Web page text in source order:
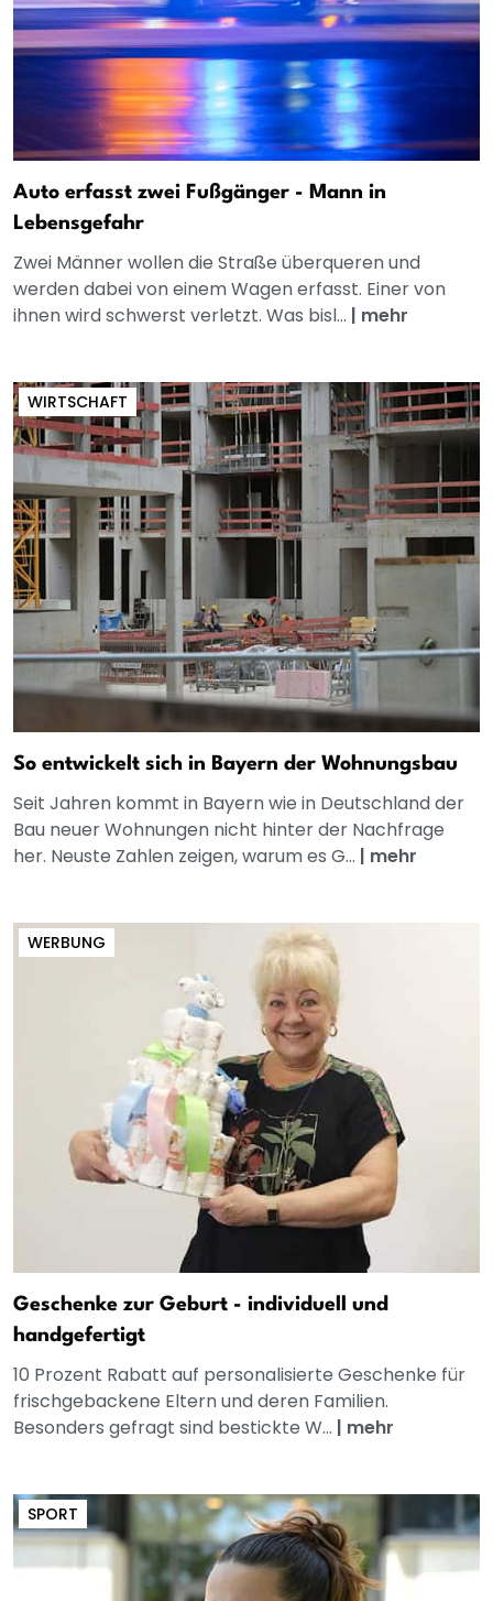
Auto erfasst zwei Fußgänger - Mann in
Lebensgefahr
Zwei Männer wollen die Straße überqueren und
werden dabei von einem Wagen erfasst. Einer von
ihnen wird schwerst verletzt. Was bisl... | mehr
WIRTSCHAFT
So entwickelt sich in Bayern der Wohnungsbau
Seit Jahren kommt in Bayern wie in Deutschland der
Bau neuer Wohnungen nicht hinter der Nachfrage
her. Neuste Zahlen zeigen, warum es G... | mehr
WERBUNG
Geschenke zur Geburt - individuell und
handgefertigt
10 Prozent Rabatt auf personalisierte Geschenke für
frischgebackene Eltern und deren Familien.
Besonders gefragt sind bestickte W... | mehr
SPORT